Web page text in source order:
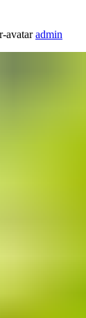
admin